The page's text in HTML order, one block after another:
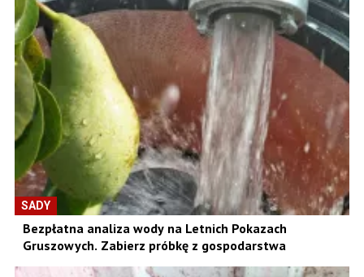
SADY
Bezpłatna analiza wody na Letnich Pokazach
Gruszowych. Zabierz próbkę z gospodarstwa